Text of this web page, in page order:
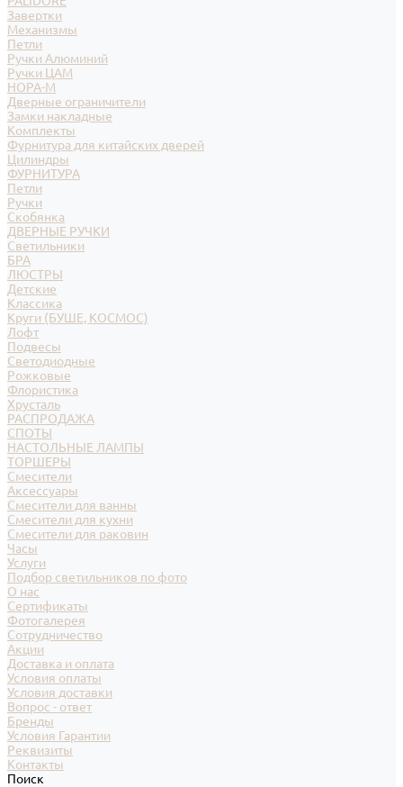
Завертки
Механизмы
Петли
Ручки Алюминий
Ручки ЦАМ
НОРА-М
Дверные ограничители
Замки накладные
Комплекты
Фурнитура для китайских дверей
Цилиндры
ФУРНИТУРА
Петли
Ручки
Скобянка
ДВЕРНЫЕ РУЧКИ
Светильники
БРА
ЛЮСТРЫ
Детские
Классика
Круги (БУШЕ, КОСМОС)
Лофт
Подвесы
Светодиодные
Рожковые
Флористика
Хрусталь
РАСПРОДАЖА
СПОТЫ
НАСТОЛЬНЫЕ ЛАМПЫ
ТОРШЕРЫ
Смесители
Аксессуары
Смесители для ванны
Смесители для кухни
Смесители для раковин
Часы
Услуги
Подбор светильников по фото
О нас
Сертификаты
Фотогалерея
Сотрудничество
Акции
Доставка и оплата
Условия оплаты
Условия доставки
Вопрос - ответ
Бренды
Условия Гарантии
Реквизиты
Контакты
Поиск